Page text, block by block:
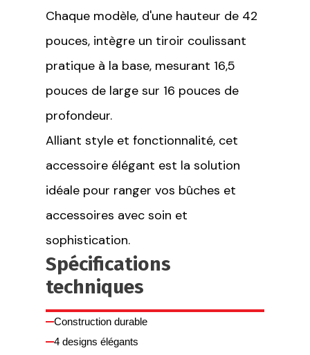
Chaque modèle, d'une hauteur de 42
pouces, intègre un tiroir coulissant
pratique à la base, mesurant 16,5
pouces de large sur 16 pouces de
profondeur.
Alliant style et fonctionnalité, cet
accessoire élégant est la solution
idéale pour ranger vos bûches et
accessoires avec soin et
sophistication.
Spécifications
techniques
Construction durable
4 designs élégants